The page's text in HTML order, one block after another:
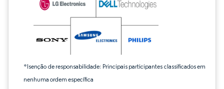
*Isenção de responsabilidade: Principais participantes classificados em
nenhuma ordem específica